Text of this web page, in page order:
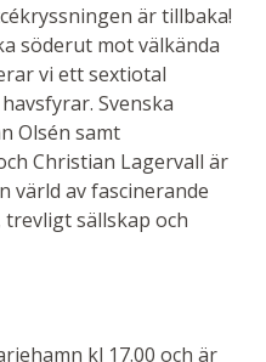
är tillbaka!
söderut mot välkända
vi ett sextiotal
Svenska
Olsén samt
Christian Lagervall är
värld av fascinerande
sällskap och
kl 17.00 och är